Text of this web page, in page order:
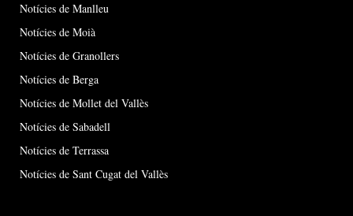
Notícies de Manlleu
Notícies de Moià
Notícies de Granollers
Notícies de Berga
Notícies de Mollet del Vallès
Notícies de Sabadell
Notícies de Terrassa
Notícies de Sant Cugat del Vallès